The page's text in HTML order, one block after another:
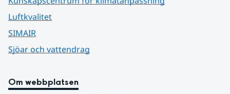
Luftkvalitet
SIMAIR
Sjöar och vattendrag
Om webbplatsen